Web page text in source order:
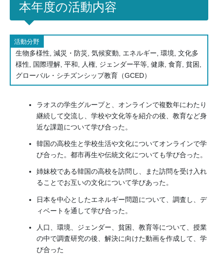
本年度の活動内容
活動分野
生物多様性, 減災・防災, 気候変動, エネルギー, 環境, 文化多
様性, 国際理解, 平和, 人権, ジェンダー平等, 健康, 食育, 貧困,
グローバル・シチズンシップ教育（GCED）
ラオスの学生グループと、オンラインで複数年にわたり
継続して交流し、学校や文化等を紹介の後、教育など身
近な課題について学び合った。
韓国の高校生と学校生活や文化についてオンラインで学
び合った。都市再生や伝統文化についても学び合った。
姉妹校である韓国の高校を訪問し、また訪問を受け入れ
ることでお互いの文化について学びあった。
日本を中心としたエネルギー問題について、調査し、デ
ィベートを通して学び合った。
人口、環境、ジェンダー、貧困、教育等について、授業
の中で調査研究の後、解決に向けた動画を作成して、学
び合った